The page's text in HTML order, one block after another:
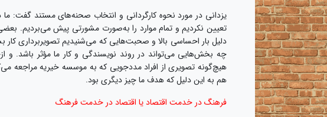
یزدانی در مورد نحوه کارگردانی و انتخاب صحنه‌های مستند گفت: ما
تعیین نکردیم و تمام موارد را به‌صورت مشورتی پیش می‌بردیم.
دلیل بار احساسی بالا و صحبت‌هایی که می‌شنیدیم تصویربرداری کار
چه بخش‌هایی می‌تواند در روند نویسندگی و کار ما مؤثر باشد. و
هیچ‌گونه تصویری از افراد مددجویی که به موسسه خیریه مراجعه
هم به این دلیل که هدف ما چیز دیگری بود.
فرهنگ در خدمت اقتصاد یا اقتصاد در خدمت فرهنگ